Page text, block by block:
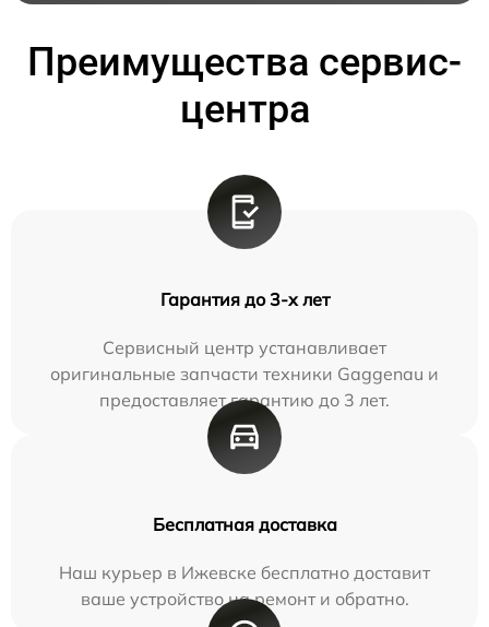
Преимущества сервис-
центра
Гарантия до 3-х лет
Сервисный центр устанавливает
оригинальные запчасти техники Gaggenau и
предоставляет гарантию до 3 лет.
Бесплатная доставка
Наш курьер в Ижевске бесплатно доставит
ваше устройство на ремонт и обратно.